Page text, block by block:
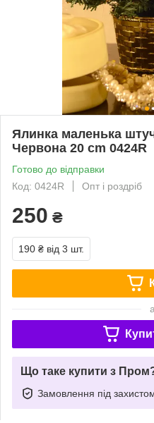
Ялинка маленька
Червона 20 cm 0424R
Готово до відправки
Код: 0424R
Опт і роздріб
250 ₴
190 ₴ від 3 шт.
Що таке купити з
Замовлення під